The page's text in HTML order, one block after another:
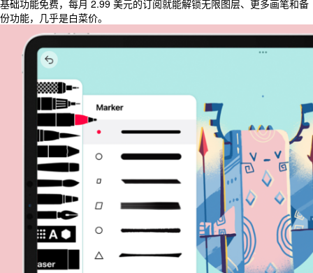
基础功能免费，每月 2.99 美元的订阅就能解锁无限图层、更多画笔和备
份功能，几乎是白菜价。